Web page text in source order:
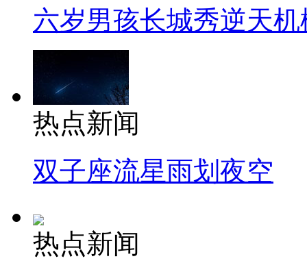
六岁男孩长城秀逆天机
热点新闻
双子座流星雨划夜空
热点新闻